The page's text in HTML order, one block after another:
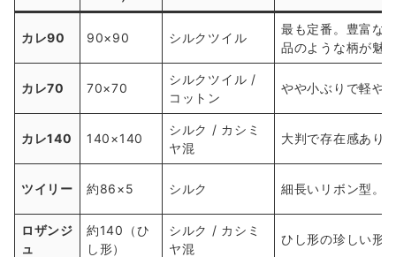
カレ90 90×90 シルクツイル
最も定番。豊富な
品のような柄が魅
カレ70 70×70
シルクツイル /
コットン
やや小ぶりで軽や
カレ140 140×140
シルク / カシミ
ヤ混
大判で存在感あり
ツイリー 約86×5 シルク 細長いリボン型。
ロザンジ
ュ
約140（ひ
し形）
シルク / カシミ
ヤ混
ひし形の珍しい形